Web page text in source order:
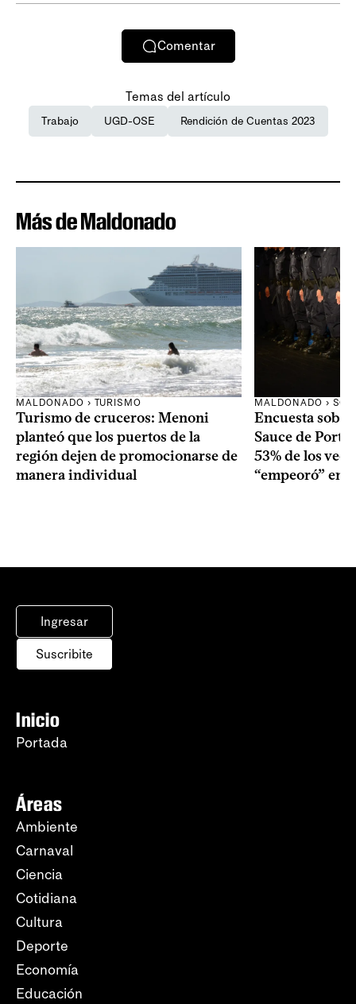
Comentar
Temas del artículo
Trabajo UGD-OSE Rendición de Cuentas 2023
Más de Maldonado
MALDONADO › TURISMO
Turismo de cruceros: Menoni
planteó que los puertos de la
región dejen de promocionarse de
manera individual
MALDONADO ›
Encuesta
Sauce de
53% de los
“empeoró” en
Ingresar
Suscribite
Inicio
Portada
Áreas
Ambiente
Carnaval
Ciencia
Cotidiana
Cultura
Deporte
Economía
Educación